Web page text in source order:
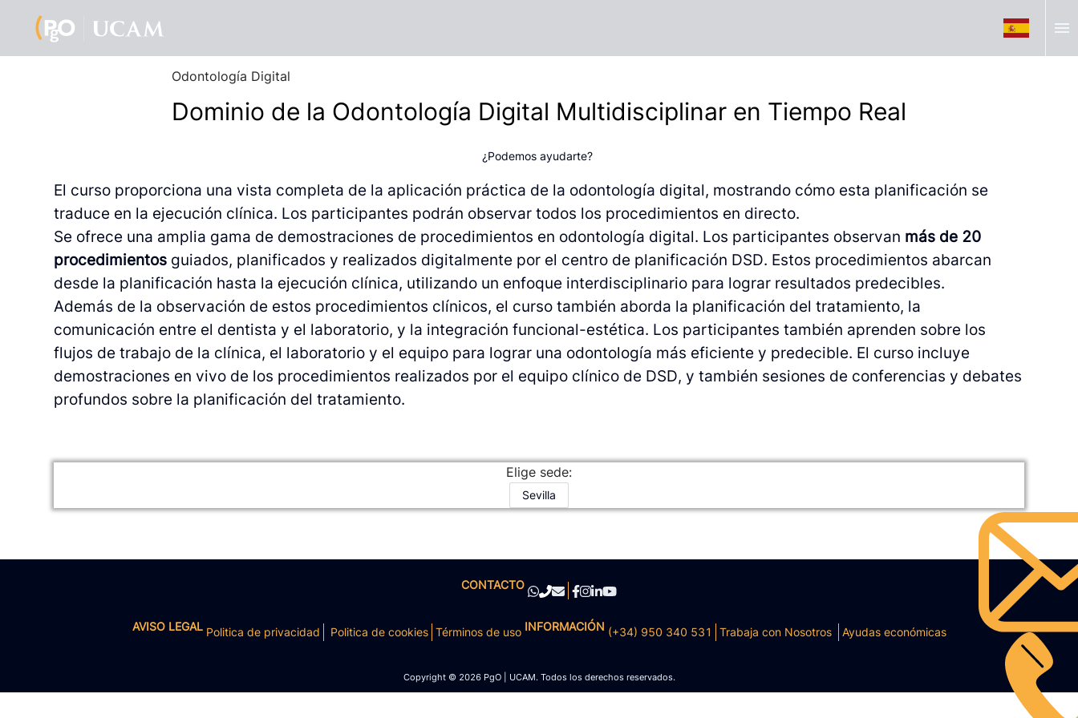
menu
Odontología Digital
Dominio de la Odontología Digital Multidisciplinar en Tiempo Real
¿Podemos ayudarte?
El curso proporciona una vista completa de la aplicación práctica de la odontología digital, mostrando cómo esta planificación se
traduce en la ejecución clínica. Los participantes podrán observar todos los procedimientos en directo.
Se ofrece una amplia gama de demostraciones de procedimientos en odontología digital. Los participantes observan más de 20
procedimientos guiados, planificados y realizados digitalmente por el centro de planificación DSD. Estos procedimientos abarcan
desde la planificación hasta la ejecución clínica, utilizando un enfoque interdisciplinario para lograr resultados predecibles.
Además de la observación de estos procedimientos clínicos, el curso también aborda la planificación del tratamiento, la
comunicación entre el dentista y el laboratorio, y la integración funcional-estética. Los participantes también aprenden sobre los
flujos de trabajo de la clínica, el laboratorio y el equipo para lograr una odontología más eficiente y predecible. El curso incluye
demostraciones en vivo de los procedimientos realizados por el equipo clínico de DSD, y también sesiones de conferencias y debates
profundos sobre la planificación del tratamiento.
Elige sede:
Sevilla
CONTACTO
AVISO LEGALPolitica de privacidad Politica de cookies Términos de uso INFORMACIÓN (+34) 950 340 531 Trabaja con Nosotros Ayudas económicas
Copyright © 2026 PgO | UCAM. Todos los derechos reservados.